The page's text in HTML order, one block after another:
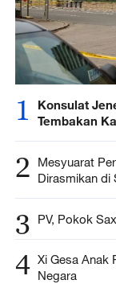
1
Konsulat
Tembakan
2
Mesyuarat
Dirasmikan di
3 PV, Pokok
4 Xi Gesa Anak
Negara